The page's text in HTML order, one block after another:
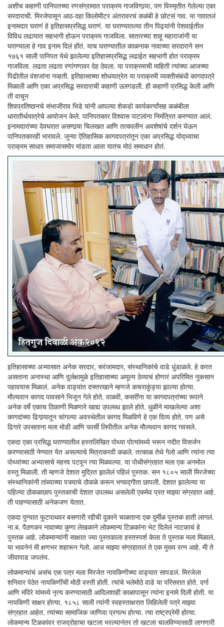
अशीच कहाणी पानिपतच्या रणसंग्रामात पराक्रम गाजविणार्‍या, पण विस्मृतीत गेलेल्या एका
सरदाराची. मिरजेपासून आठ-दहा किलोमीटर अंतरावरचं कळंबी हे छोटसं गाव. या गावातलं
इनामदार घराणं हे इतिहासप्रसिद्ध घराणं. या घराण्यातल्या तीन पिढ्यांनी पेशवाईतील
विविध लढायात सहभागी होऊन पराक्रम गाजविला. सातारच्या शाहू महाराजांनी या
घराण्याला हे गाव इनाम दिलं होंतं. याच घराण्यातील काळनाक नावाच्या सरदाराने सन
१७६१ साली पानिपत येथे झालेल्या इतिहासप्रसिद्ध लढाईत सहभागी होत पराक्रम
गाजविला. लढता लढता रणांगणावर देह ठेवला. या पराक्रमाची माहिती त्यांच्या आजच्या
पिढीतील वंशजांना नव्हती. इतिहासाच्या शोधयात्रेत या पराक्रमी व्यक्तीसंबंधी कागदपत्रे
मिळाली आणि एका अप्रसिद्ध सरदाराची कहाणी उलगडली. ही कहाणी प्रसिद्ध केली आणि
ती वाचून
शिवप्रतिष्ठानचे संभाजीराव भिडे यांनी आपल्या शेकडो कार्यकर्त्यांसह कळंबीला
धारातीर्थयात्रेचे आयोजन केले. पानिपतकार विश्वास पाटलांना निमंत्रित करण्यात आलं.
इनामदारांच्या देवघरात असणार्‍या चिलखत आणि तत्कालीन अवशेषांचे दर्शन घेऊन
पानिपतकारही भारावले. जुन्या ऐतिहासिक कागदपत्रांतून एका अप्रसिद्ध योद्ध्याचा
पराक्रम साधार समाजासमोर मांडता आला यातच मोठं समाधान होतं.
इतिहासाच्या अभ्यासात अनेक सरदार, सरंजामदार, संस्थानिकांचे वाडे धुंडाळले. हे करत
असताना अनास्था आणि दुर्लक्षामुळे इतिहासाच्या अमूल्य ठेव्याचं होणारं अपरिमित नुकसान
पहावयास मिळालं. अनेक वाड्यांत दफ्तरखाने म्हणजे कचराकुंड्या झाल्या होत्या.
मौल्यवान कागद पावसाने भिजून गेले होते. वाळवी, कसरींना या कागदपत्रांच्या रूपाने
अनेक वर्षे एकाच ठिकाणी मिळणारे खाद्य उपलब्ध झाले होते. धुळीने माखलेल्या अशा
कागदांच्या ढिगार्‍यातून चांगल्या अवस्थेतील कागद मिळविणे हे एक दिव्य होते. पण असे
ढिगारे उपसताना मला मोडी आणि फार्सी लिपीतील अनेक मौल्यवान कागद गवसले.
एकदा एका प्रसिद्ध घराण्यातील हस्तलिखित पोथ्या पोत्यांमध्ये भरून नदीत विसर्जन
करण्यासाठी नेण्यात येत असल्याचे मित्राकरवी कळले. तत्काळ तेथे गेलो आणि त्यांना त्या
पोथ्यांच्या अभ्यासाचे महत्त्व पटवून त्या मिळवल्या. या पोथीसंग्रहात मला एक अनमोल
वस्तू मिळाली. ती म्हणजे देशात मुद्रित झालेलं पहिलं पुस्तक. सन १८०५ साली मिरजेच्या
संस्थानिकांनी तांब्याच्या पत्र्याचे ठोकळे करून भगवद्गीता छापली. देशात झालेल्या या
पहिल्या ठोकळाछाप पुस्तकाची देशात उपलब्ध असलेली एकमेव प्रत माझ्या संग्रहात आहे.
ती पाहण्यासाठी अनेकजण येतात.
एकदा पुण्यात फुटपाथवर बसणारी रद्दीची दुकाने चाळताना एक दुर्मीळ पुस्तक हाती लागलं.
ना.ब. पैठणकर नावाच्या कुणा लेखकाने लोकमान्य टिळकांना भेट दिलेलं नाटकाचं हे
पुस्तक आहे. लोकमान्यांनी साक्षात ज्या पुस्तकाला हस्तस्पर्श केला ते पुस्तक मला मिळालं,
या भावनेनं मी क्षणभर शहारून गेलो. आज माझ्या संग्रहातलं ते एक मुख्य रत्न आहे. मी ते
जीवापाड जपलंय.
लोकमान्यांचं असंच एक पत्र मला मिरजेत नायकिणीच्या वाड्यात सापडलं. मिरजेला
शनिवार पेठेत नायकिणींची मोठी वस्ती होती. त्यांचे भलेमोठे वाडे या परिसरात होते. दर्गा
आणि मंदिरे यांमध्ये नृत्य करण्यासाठी आदिलशाही काळापासून त्यांना इनामे दिली होती. या
नायकिणी साक्षर होत्या. १८५८ साली त्यांनी स्वहस्ताक्षरात लिहिलेली पत्रे माझ्या
संग्रहात आहेत. त्यांच्या सामाजिक जाणिवा प्रगल्भ होत्या. त्या राष्ट्रप्रेमी होत्या.
लोकमान्य टिळकांवर राजद्रोहाचा खटला भरल्यानंतर तो खटला चालविण्यासाठी लागणारी